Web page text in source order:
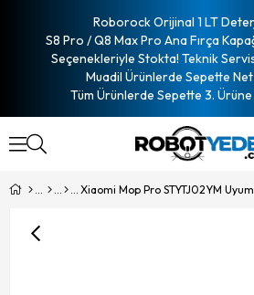
Roborock Orijinal 1 LT
S8 Pro / Q8 Max Pro Ana Fırça
Seçenekleriyle Stokta! Teknik
Muadil Ürünlerde Sepette
Tüm Ürünlerde Sepette 3.
Xiaomi Mop Pro STYTJ02YM